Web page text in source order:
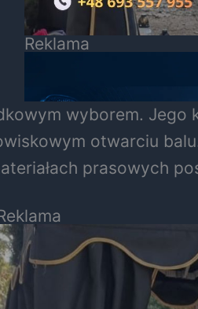
Reklama
wyborem. Jego
otwarciu
prasowych